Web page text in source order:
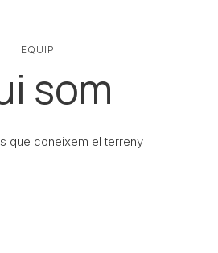
EQUIP
som
que coneixem el terreny